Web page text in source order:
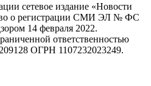
сетевое издание «Новости
о регистрации СМИ ЭЛ № ФС
14 февраля 2022.
ответственностью
ОГРН 1107232023249.